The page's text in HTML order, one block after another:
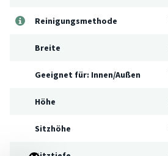
Reinigungsmethode
Breite
Geeignet für: Innen/Außen
Höhe
Sitzhöhe